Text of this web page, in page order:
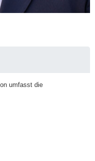
umfasst die